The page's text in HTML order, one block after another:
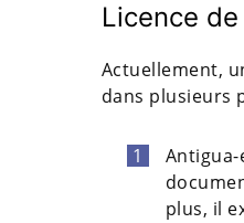
Licence
Actuellement,
dans plusieurs
plus, il